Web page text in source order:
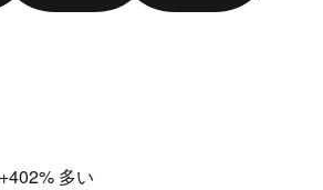
+402% 多い